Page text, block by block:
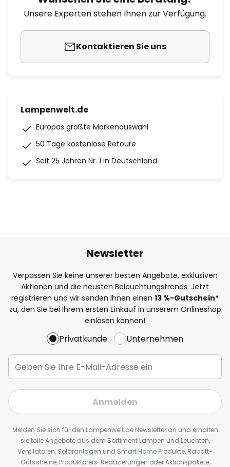
Unsere Experten stehen Ihnen zur Verfügung.
Kontaktieren Sie uns
Lampenwelt.de
Europas größte Markenauswahl
50 Tage kostenlose Retoure
Seit 25 Jahren Nr. 1 in Deutschland
Newsletter
Verpassen Sie keine unserer besten Angebote, exklusiven
Aktionen und die neusten Beleuchtungstrends. Jetzt
registrieren und wir senden Ihnen einen 13 %-Gutschein*
zu, den Sie bei Ihrem ersten Einkauf in unserem Onlineshop
einlösen können!
Privatkunde Unternehmen
Anmelden
Melden Sie sich für den Lampenwelt.de Newsletter an und erhalten
sie tolle Angebote aus dem Sortiment Lampen und Leuchten,
Ventilatoren, Solaranlagen und Smart Home Produkte, Rabatt-
Gutscheine, Produktpreis-Reduzierungen oder Aktionspakete,